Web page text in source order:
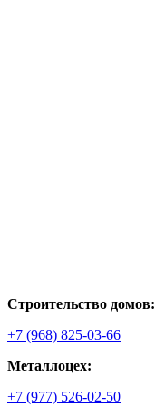
Строительство домов:
+7 (968) 825-03-66
Металлоцех:
+7 (977) 526-02-50